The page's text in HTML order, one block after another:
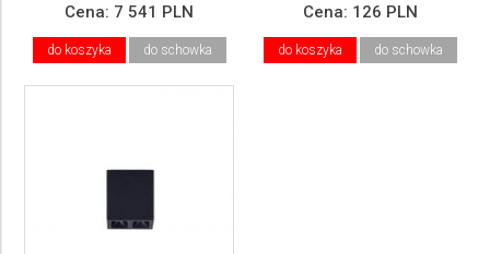
Cena: 7 541 PLN
do koszyka do schowka
Cena: 126 PLN
do koszyka do schowka